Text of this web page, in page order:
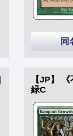
同
【JP】
緑C